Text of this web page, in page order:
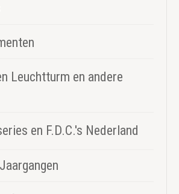
Leuchtturm en andere
en F.D.C.'s Nederland